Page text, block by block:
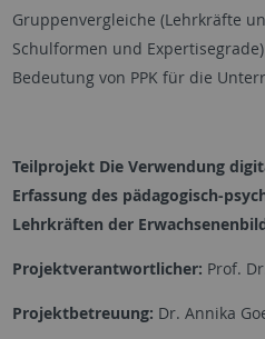
Gruppenvergleiche (Lehrkräfte
Schulformen und
Bedeutung von PPK für die
Teilprojekt Die Verwendung
Erfassung des pädagogisch-
Lehrkräften der
Projektverantwortlicher: Prof.
Projektbetreuung: Dr. Annika